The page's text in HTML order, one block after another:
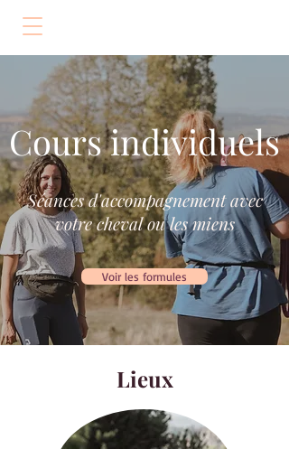
Cours individuels
Séances d'accompagnement avec
votre cheval ou les miens
Voir les formules
Lieux